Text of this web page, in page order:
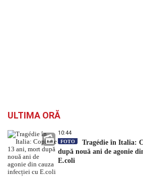
ULTIMA ORĂ
10:44
FOTO
Tragédie în Italia:
după nouă ani de agonie
E.coli